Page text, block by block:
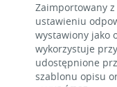
Zaimportowany
ustawieniu
wystawiony jako
wykorzystuje
udostępnione
szablonu opisu